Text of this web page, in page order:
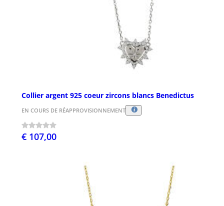
Collier argent 925 coeur zircons blancs Benedictus
EN COURS DE RÉAPPROVISIONNEMENT
€ 107,00